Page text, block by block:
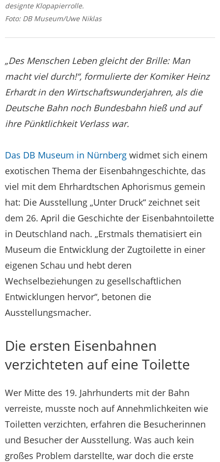
designte Klopapierrolle.
Foto: DB Museum/Uwe Niklas
„Des Menschen Leben gleicht der Brille: Man
macht viel durch!“, formulierte der Komiker Heinz
Erhardt in den Wirtschaftswunderjahren, als die
Deutsche Bahn noch Bundesbahn hieß und auf
ihre Pünktlichkeit Verlass war.
Das DB Museum in Nürnberg widmet sich einem
exotischen Thema der Eisenbahngeschichte, das
viel mit dem Ehrhardtschen Aphorismus gemein
hat: Die Ausstellung „Unter Druck“ zeichnet seit
dem 26. April die Geschichte der Eisenbahntoilette
in Deutschland nach. „Erstmals thematisiert ein
Museum die Entwicklung der Zugtoilette in einer
eigenen Schau und hebt deren
Wechselbeziehungen zu gesellschaftlichen
Entwicklungen hervor“, betonen die
Ausstellungsmacher.
Die ersten Eisenbahnen
verzichteten auf eine Toilette
Wer Mitte des 19. Jahrhunderts mit der Bahn
verreiste, musste noch auf Annehmlichkeiten wie
Toiletten verzichten, erfahren die Besucherinnen
und Besucher der Ausstellung. Was auch kein
großes Problem darstellte, war doch die erste